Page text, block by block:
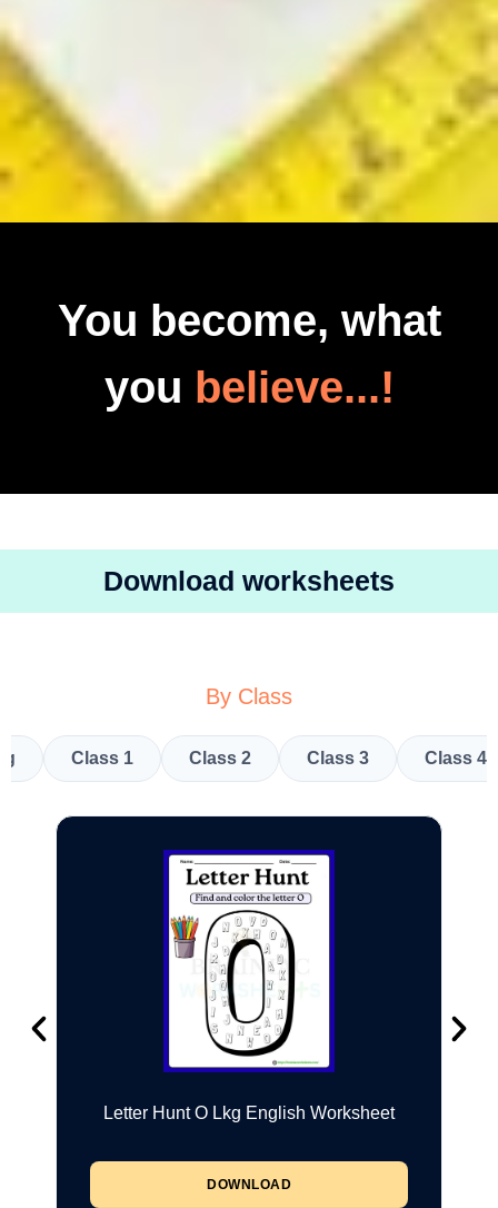
You become, what
you believe...!
Download worksheets
By Class
Class 1 Class 2 Class 3 Class 4
Letter Hunt O Lkg English Worksheet
DOWNLOAD